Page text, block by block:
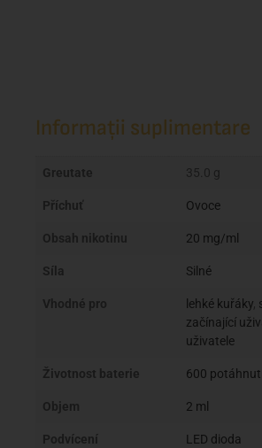
Informații suplimentare
Greutate 35.0 g
Příchuť Ovoce
Obsah nikotinu 20 mg/ml
Síla Silné
Vhodné pro lehké kuřáky,
začínající
uživatele
Životnost baterie 600
Objem 2 ml
Podvícení LED dioda